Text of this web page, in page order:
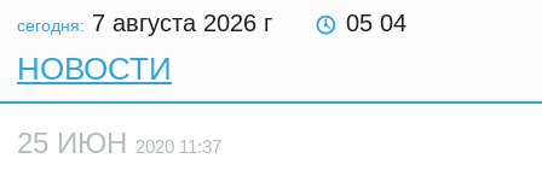
сегодня: 7 августа 2026 г 05 04
НОВОСТИ
25 ИЮН 2020 11:37